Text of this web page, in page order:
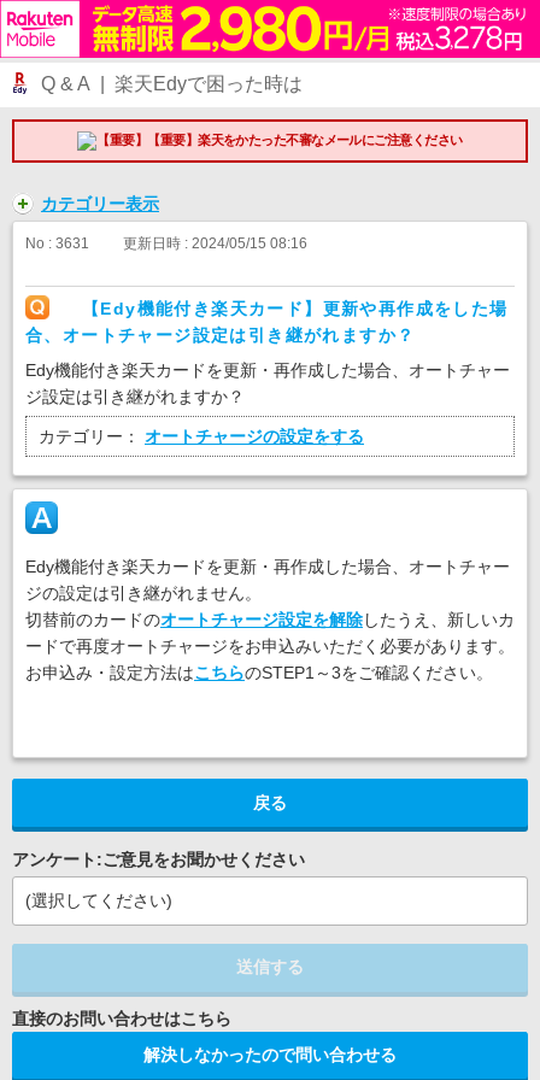
Q & A | 楽天Edyで困った時は
【重要】楽天をかたった不審なメールにご注意ください
カテゴリー表示
No : 3631 更新日時 : 2024/05/15 08:16
【Edy機能付き楽天カード】更新や再作成をした場
合、オートチャージ設定は引き継がれますか？
Edy機能付き楽天カードを更新・再作成した場合、オートチャー
ジ設定は引き継がれますか？
カテゴリー： オートチャージの設定をする
Edy機能付き楽天カードを更新・再作成した場合、オートチャー
ジの設定は引き継がれません。
切替前のカードのオートチャージ設定を解除したうえ、新しいカ
ードで再度オートチャージをお申込みいただく必要があります。
お申込み・設定方法はこちらのSTEP1～3をご確認ください。
戻る
アンケート:ご意見をお聞かせください
(選択してください)
送信する
解決しなかったので問い合わせる